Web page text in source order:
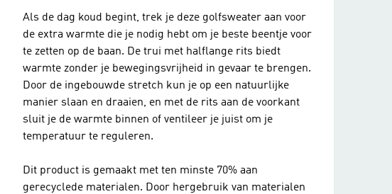
Als de dag koud begint, trek je deze golfsweater aan voor
de extra warmte die je nodig hebt om je beste beentje voor
te zetten op de baan. De trui met halflange rits biedt
warmte zonder je bewegingsvrijheid in gevaar te brengen.
Door de ingebouwde stretch kun je op een natuurlijke
manier slaan en draaien, en met de rits aan de voorkant
sluit je de warmte binnen of ventileer je juist om je
temperatuur te reguleren.
Dit product is gemaakt met ten minste 70% aan
gerecyclede materialen. Door hergebruik van materialen